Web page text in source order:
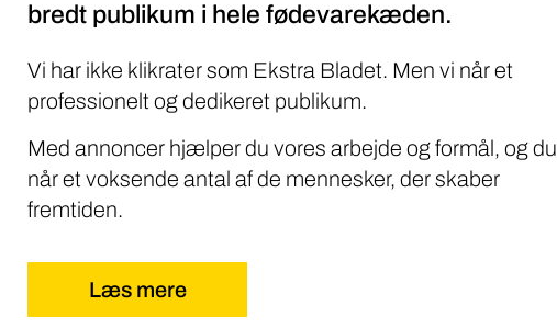
bredt publikum i hele fødevarekæden.
Vi har ikke klikrater som Ekstra Bladet. Men vi når et
professionelt og dedikeret publikum.
Med annoncer hjælper du vores arbejde og formål, og du
når et voksende antal af de mennesker, der skaber
fremtiden.
Læs mere